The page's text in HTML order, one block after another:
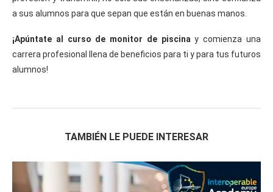
a sus alumnos para que sepan que están en buenas manos.
¡Apúntate al curso de monitor de piscina y comienza una
carrera profesional llena de beneficios para ti y para tus futuros
alumnos!
TAMBIÉN LE PUEDE INTERESAR